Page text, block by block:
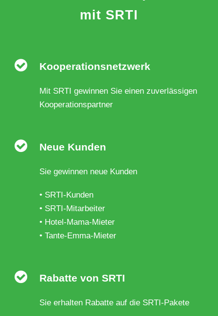
mit SRTI
Kooperationsnetzwerk
Mit SRTI gewinnen Sie einen zuverlässigen
Kooperationspartner
Neue Kunden
Sie gewinnen neue Kunden
• SRTI-Kunden
• SRTI-Mitarbeiter
• Hotel-Mama-Mieter
• Tante-Emma-Mieter
Rabatte von SRTI
Sie erhalten Rabatte auf die SRTI-Pakete